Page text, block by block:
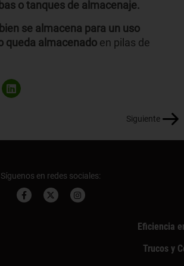
o tanques de almacenaje.
se almacena para un uso
queda almacenado en pilas de
Siguiente
Síguenos en redes sociales:
Eficiencia
Trucos y